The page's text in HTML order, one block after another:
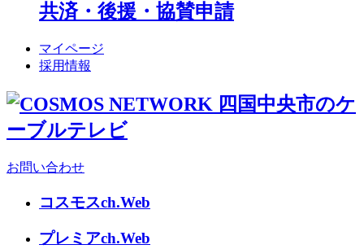
共済・後援・協賛申請
マイページ
採用情報
お問い合わせ
コスモスch.Web
プレミアch.Web